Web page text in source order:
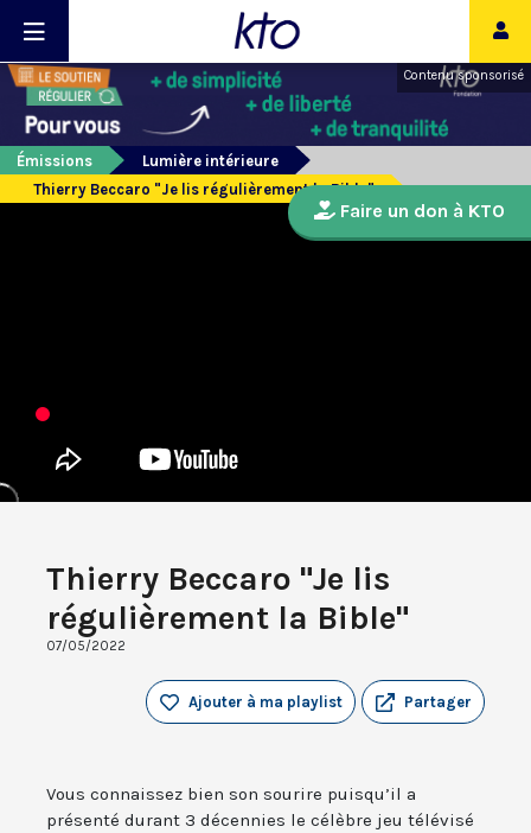
Contenu sponsorisé
Émissions
Lumière intérieure
Thierry Beccaro "Je lis régulièrement la Bible"
Thierry Beccaro "Je lis
régulièrement la Bible"
07/05/2022
Partager
Ajouter à ma playlist
Vous connaissez bien son sourire puisqu’il a
présenté durant 3 décennies le célèbre jeu télévisé
Faire un don à KTO